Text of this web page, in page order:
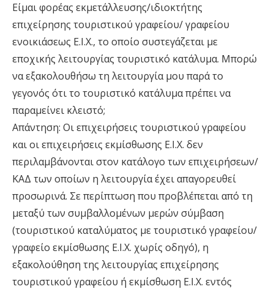
Είµαι φορέας εκµετάλλευσης/ιδιοκτήτης
επιχείρησης τουριστικού γραφείου/ γραφείου
ενοικιάσεως Ε.Ι.Χ., το οποίο συστεγάζεται µε
εποχικής λειτουργίας τουριστικό κατάλυµα. Μπορώ
να εξακολουθήσω τη λειτουργία µου παρά το
γεγονός ότι το τουριστικό κατάλυµα πρέπει να
παραµείνει κλειστό;
Απάντηση: Οι επιχειρήσεις τουριστικού γραφείου
και οι επιχειρήσεις εκµίσθωσης Ε.Ι.Χ. δεν
περιλαµβάνονται στον κατάλογο των επιχειρήσεων/
ΚΑΔ των οποίων η λειτουργία έχει απαγορευθεί
προσωρινά. Σε περίπτωση που προβλέπεται από τη
µεταξύ των συµβαλλοµένων µερών σύµβαση
(τουριστικού καταλύµατος µε τουριστικό γραφείου/
γραφείο εκµίσθωσης Ε.Ι.Χ. χωρίς οδηγό), η
εξακολούθηση της λειτουργίας επιχείρησης
τουριστικού γραφείου ή εκµίσθωση Ε.Ι.Χ. εντός